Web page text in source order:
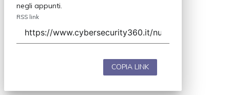
negli appunti.
RSS link
COPIA LINK